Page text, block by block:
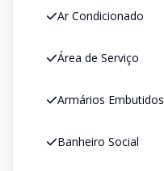
Ar Condicionado
Área de Serviço
Armários Embutidos
Banheiro Social